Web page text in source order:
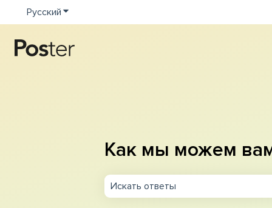
Русский Показать подменю для переводов
Как мы можем